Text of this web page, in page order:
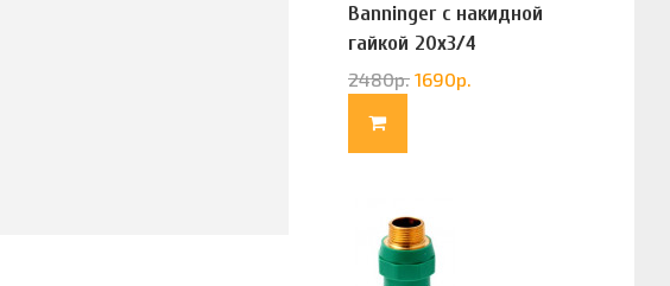
Banninger с накидной
гайкой 20х3/4
(G83322020)
2480р. 1690р.